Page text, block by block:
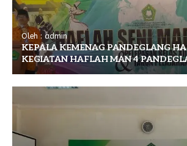
Oleh : admin
KEPALA KEMENAG PANDEGLANG
KEGIATAN HAFLAH MAN 4